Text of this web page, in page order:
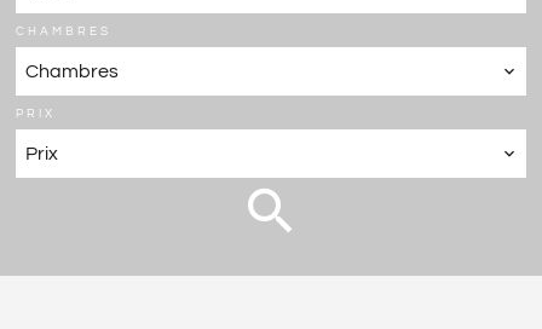
CHAMBRES
Chambres
PRIX
Prix